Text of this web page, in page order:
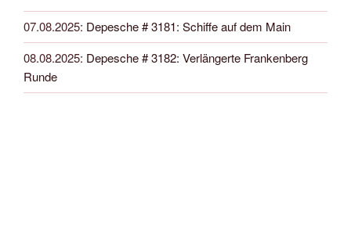
07.08.2025: Depesche # 3181: Schiffe auf dem Main
08.08.2025: Depesche # 3182: Verlängerte Frankenberg
Runde